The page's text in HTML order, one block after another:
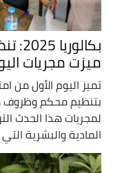
ميزت مجريات
بتنظيم محكم وظروف
لمجريات هذا الحدث
المادية والبشرية التي